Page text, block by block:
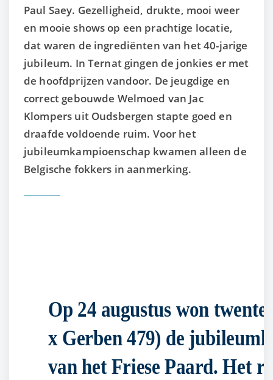
Paul Saey. Gezelligheid, drukte, mooi weer
en mooie shows op een prachtige locatie,
dat waren de ingrediënten van het 40-jarige
jubileum. In Ternat gingen de jonkies er met
de hoofdprijzen vandoor. De jeugdige en
correct gebouwde Welmoed van Jac
Klompers uit Oudsbergen stapte goed en
draafde voldoende ruim. Voor het
jubileumkampioenschap kwamen alleen de
Belgische fokkers in aanmerking.
Op 24 augustus won
x Gerben 479) de
van het Friese Paard. Het